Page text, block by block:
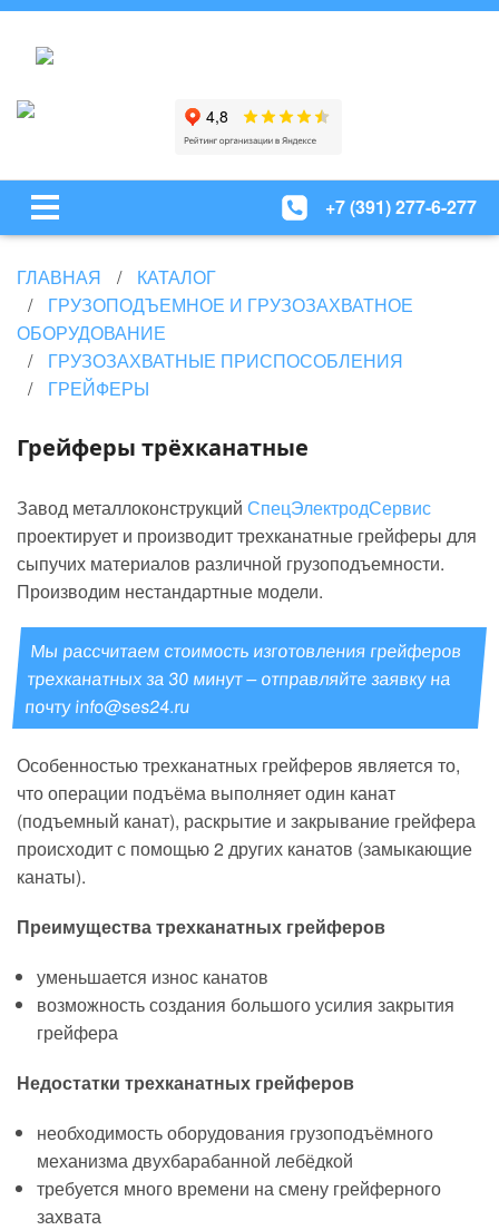
+7 (391) 277-6-277
ГЛАВНАЯ
КАТАЛОГ
ГРУЗОПОДЪЕМНОЕ И ГРУЗОЗАХВАТНОЕ
ОБОРУДОВАНИЕ
ГРУЗОЗАХВАТНЫЕ ПРИСПОСОБЛЕНИЯ
ГРЕЙФЕРЫ
Грейферы трёхканатные
Завод металлоконструкций СпецЭлектродСервис
проектирует и производит трехканатные грейферы для
сыпучих материалов различной грузоподъемности.
Производим нестандартные модели.
Мы рассчитаем стоимость изготовления грейферов
трехканатных за 30 минут – отправляйте заявку на
почтуinfo@ses24.ru
Особенностью трехканатных грейферов является то,
что операции подъёма выполняет один канат
(подъемный канат), раскрытие и закрывание грейфера
происходит с помощью 2 других канатов (замыкающие
канаты).
Преимущества трехканатных грейферов
уменьшается износ канатов
возможность создания большого усилия закрытия
грейфера
Недостатки трехканатных грейферов
необходимость оборудования грузоподъёмного
механизма двухбарабанной лебёдкой
требуется много времени на смену грейферного
захвата